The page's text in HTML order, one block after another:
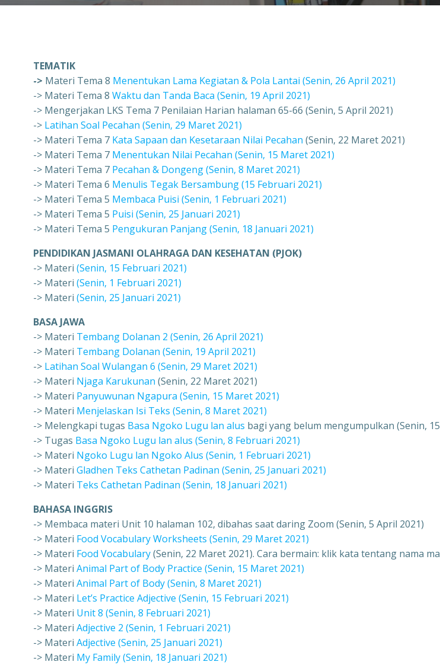
TEMATIK
-> Materi Tema 8 Menentukan Lama Kegiatan & Pola Lantai (Senin, 26 April 2021)
-> Materi Tema 8 Waktu dan Tanda Baca (Senin, 19 April 2021)
-> Mengerjakan LKS Tema 7 Penilaian Harian halaman 65-66 (Senin, 5 April 2021)
-> Latihan Soal Pecahan (Senin, 29 Maret 2021)
-> Materi Tema 7 Kata Sapaan dan Kesetaraan Nilai Pecahan (Senin, 22 Maret 2021)
-> Materi Tema 7 Menentukan Nilai Pecahan (Senin, 15 Maret 2021)
-> Materi Tema 7 Pecahan & Dongeng (Senin, 8 Maret 2021)
-> Materi Tema 6 Menulis Tegak Bersambung (15 Februari 2021)
-> Materi Tema 5 Membaca Puisi (Senin, 1 Februari 2021)
-> Materi Tema 5 Puisi (Senin, 25 Januari 2021)
-> Materi Tema 5 Pengukuran Panjang (Senin, 18 Januari 2021)
PENDIDIKAN JASMANI OLAHRAGA DAN KESEHATAN (PJOK)
-> Materi (Senin, 15 Februari 2021)
-> Materi (Senin, 1 Februari 2021)
-> Materi (Senin, 25 Januari 2021)
BASA JAWA
-> Materi Tembang Dolanan 2 (Senin, 26 April 2021)
-> Materi Tembang Dolanan (Senin, 19 April 2021)
-> Latihan Soal Wulangan 6 (Senin, 29 Maret 2021)
-> Materi Njaga Karukunan (Senin, 22 Maret 2021)
-> Materi Panyuwunan Ngapura (Senin, 15 Maret 2021)
-> Materi Menjelaskan Isi Teks (Senin, 8 Maret 2021)
-> Melengkapi tugas Basa Ngoko Lugu lan alus bagi yang belum mengumpulkan (Senin,
-> Tugas Basa Ngoko Lugu lan alus (Senin, 8 Februari 2021)
-> Materi Ngoko Lugu lan Ngoko Alus (Senin, 1 Februari 2021)
-> Materi Gladhen Teks Cathetan Padinan (Senin, 25 Januari 2021)
-> Materi Teks Cathetan Padinan (Senin, 18 Januari 2021)
BAHASA INGGRIS
-> Membaca materi Unit 10 halaman 102, dibahas saat daring Zoom (Senin, 5 April 2021)
-> Materi Food Vocabulary Worksheets (Senin, 29 Maret 2021)
-> Materi Food Vocabulary(Senin, 22 Maret 2021). Cara bermain: klik kata tentang nama
-> Materi Animal Part of Body Practice (Senin, 15 Maret 2021)
-> Materi Animal Part of Body (Senin, 8 Maret 2021)
-> Materi Let’s Practice Adjective (Senin, 15 Februari 2021)
-> Materi Unit 8 (Senin, 8 Februari 2021)
-> Materi Adjective 2 (Senin, 1 Februari 2021)
-> Materi Adjective (Senin, 25 Januari 2021)
-> Materi My Family (Senin, 18 Januari 2021)